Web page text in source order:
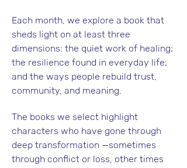
Each month, we explore a book that
sheds light on at least three
dimensions: the quiet work of healing;
the resilience found in everyday life;
and the ways people rebuild trust,
community, and meaning.
The books we select highlight
characters who have gone through
deep transformation —sometimes
through conflict or loss, other times